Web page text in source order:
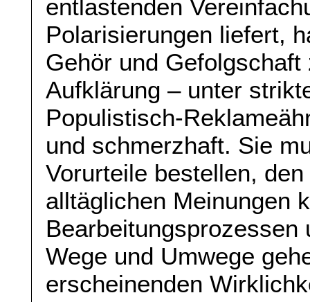
entlastenden
Polarisierungen liefert,
Gehör und
Aufklärung – unter
Populistisch-
und schmerzhaft. Sie
Vorurteile bestellen,
alltäglichen Meinungen
Wege und Umwege
erscheinenden